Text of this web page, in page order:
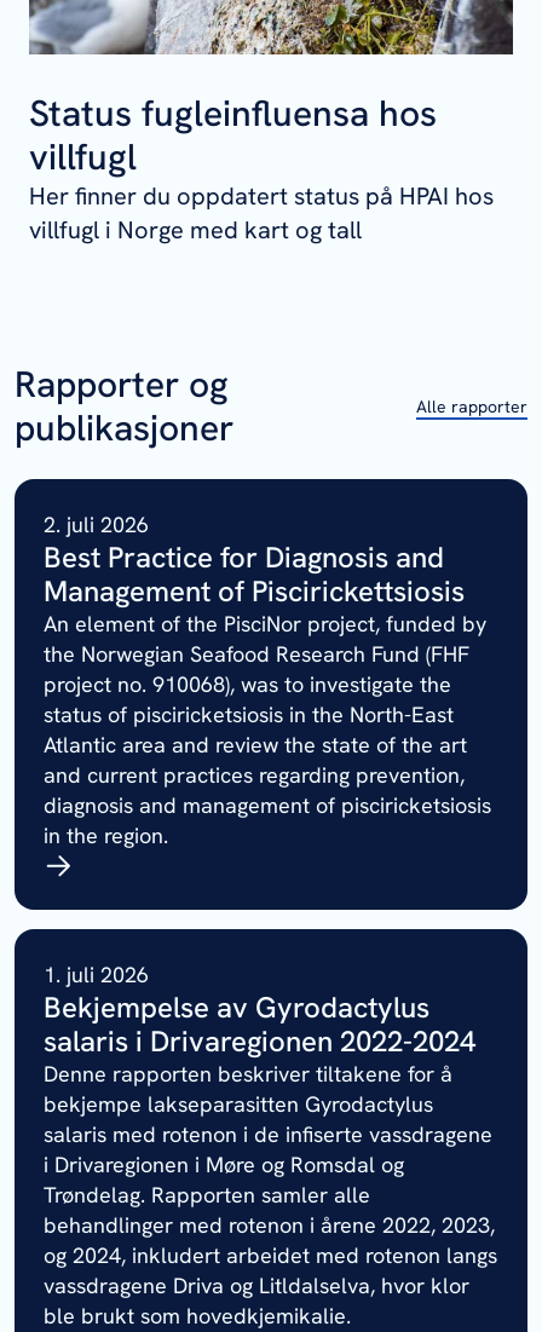
Status fugleinfluensa hos
villfugl
Her finner du oppdatert status på HPAI hos
villfugl i Norge med kart og tall
Rapporter og
publikasjoner
Alle rapporter
2. juli 2026
Best Practice for Diagnosis and
Management of Piscirickettsiosis
An element of the PisciNor project, funded by
the Norwegian Seafood Research Fund (FHF
project no. 910068), was to investigate the
status of pisciricketsiosis in the North-East
Atlantic area and review the state of the art
and current practices regarding prevention,
diagnosis and management of pisciricketsiosis
in the region.
1. juli 2026
Bekjempelse av Gyrodactylus
salaris i Drivaregionen 2022-2024
Denne rapporten beskriver tiltakene for å
bekjempe lakseparasitten Gyrodactylus
salaris med rotenon i de infiserte vassdragene
i Drivaregionen i Møre og Romsdal og
Trøndelag. Rapporten samler alle
behandlinger med rotenon i årene 2022, 2023,
og 2024, inkludert arbeidet med rotenon langs
vassdragene Driva og Litldalselva, hvor klor
ble brukt som hovedkjemikalie.